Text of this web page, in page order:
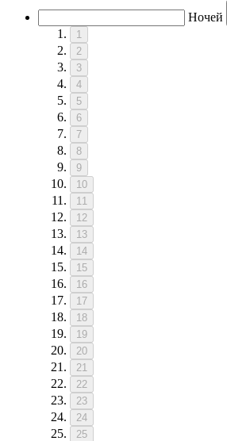
Ночей
1
2
3
4
5
6
7
8
9
10
11
12
13
14
15
16
17
18
19
20
21
22
23
24
25